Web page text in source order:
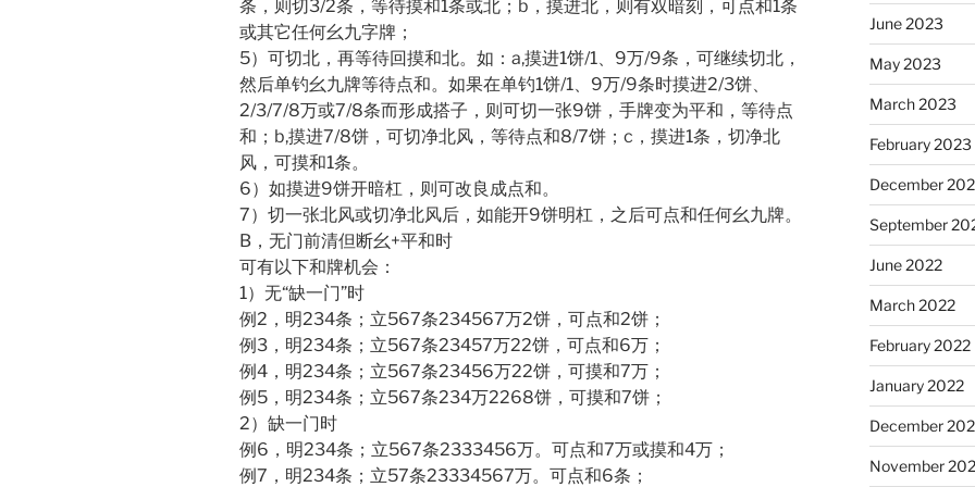
条，则切3/2条，等待摸和1条或北；b，摸进北，则有双暗刻，可点和1条
或其它任何幺九字牌；
5）可切北，再等待回摸和北。如：a,摸进1饼/1、9万/9条，可继续切北，
然后单钓幺九牌等待点和。如果在单钓1饼/1、9万/9条时摸进2/3饼、
2/3/7/8万或7/8条而形成搭子，则可切一张9饼，手牌变为平和，等待点
和；b,摸进7/8饼，可切净北风，等待点和8/7饼；c，摸进1条，切净北
风，可摸和1条。
6）如摸进9饼开暗杠，则可改良成点和。
7）切一张北风或切净北风后，如能开9饼明杠，之后可点和任何幺九牌。
B，无门前清但断幺+平和时
可有以下和牌机会：
1）无“缺一门”时
例2，明234条；立567条234567万2饼，可点和2饼；
例3，明234条；立567条23457万22饼，可点和6万；
例4，明234条；立567条23456万22饼，可摸和7万；
例5，明234条；立567条234万2268饼，可摸和7饼；
2）缺一门时
例6，明234条；立567条2333456万。可点和7万或摸和4万；
例7，明234条；立57条23334567万。可点和6条；
June 2023
May 2023
March 2023
February 2023
December
September
June 2022
March 2022
February 2022
January 2022
December
November